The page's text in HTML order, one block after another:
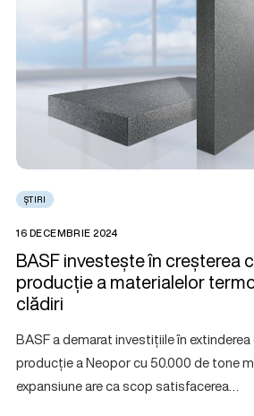
ȘTIRI
16 DECEMBRIE 2024
BASF investește în creșterea
producție a materialelor
clădiri
BASF a demarat investițiile în
producție a Neopor cu 50.000 de tone
expansiune are ca scop satisfacerea…